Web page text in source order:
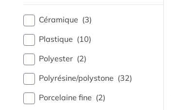
Céramique (3)
Plastique (10)
Polyester (2)
Polyrésine/polystone (32)
Porcelaine fine (2)